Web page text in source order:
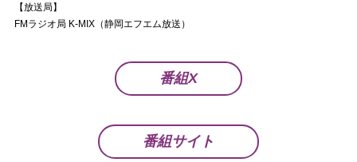
【放送局】
FMラジオ局 K-MIX（静岡エフエム放送）
番組X
番組サイト